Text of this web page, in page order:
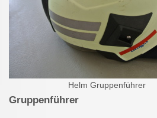
Helm Gruppenführer
Gruppenführer